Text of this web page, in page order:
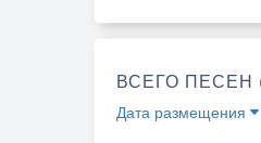
ВСЕГО ПЕСЕН
Дата размещения